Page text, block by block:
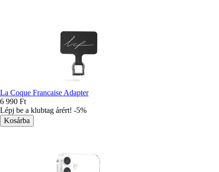
La Coque Francaise Adapter
6 990 Ft
Lépj be a klubtag árért! -5%